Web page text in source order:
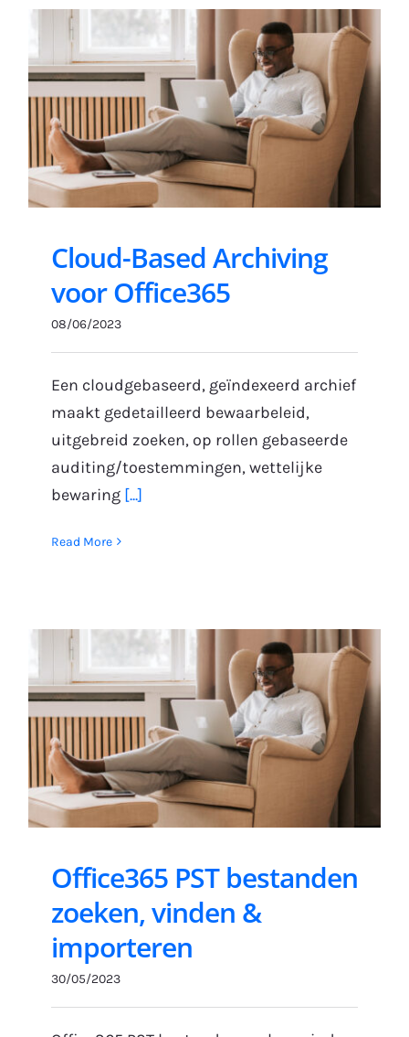
Cloud-Based Archiving
voor Office365
08/06/2023
Een cloudgebaseerd, geïndexeerd archief
maakt gedetailleerd bewaarbeleid,
uitgebreid zoeken, op rollen gebaseerde
auditing/toestemmingen, wettelijke
bewaring [...]
Read More
Office365 PST bestanden
zoeken, vinden &
importeren
30/05/2023